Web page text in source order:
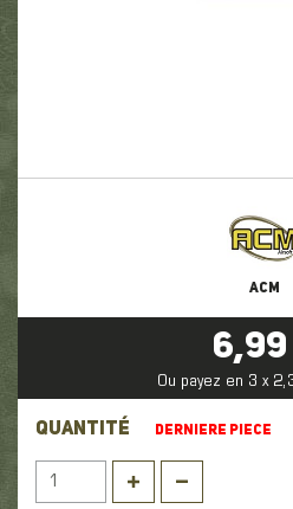
ACM
6,99
Ou payez en 3 x
QUANTITÉ DERNIERE PIECE